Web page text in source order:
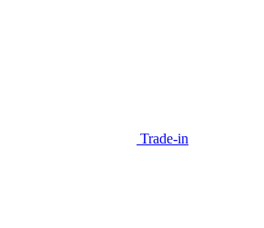
Trade-in